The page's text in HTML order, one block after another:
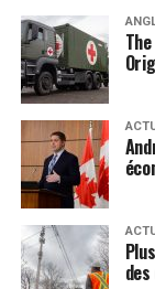
sur les balcons,
familles, ou bien
disponibles et
nous permettre
», affirme Manon
Se déployant en
un premier
agricole et
notamment en
des incitatifs
l’autorisation de